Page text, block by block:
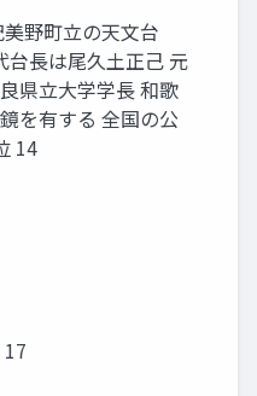
野町立の天文台
台長は尾久土正己 元
県立大学学長 和歌
を有する 全国の公
14